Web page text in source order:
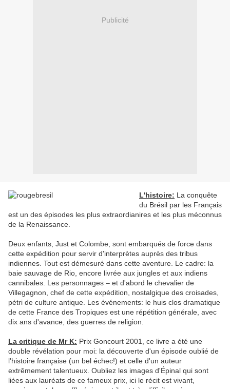
Publicité
L'histoire: La conquête
du Brésil par les Français
est un des épisodes les plus extraordianires et les plus méconnus
de la Renaissance.
Deux enfants, Just et Colombe, sont embarqués de force dans
cette expédition pour servir d'interprètes auprès des tribus
indiennes. Tout est démesuré dans cette aventure. Le cadre: la
baie sauvage de Rio, encore livrée aux jungles et aux indiens
cannibales. Les personnages – et d'abord le chevalier de
Villegagnon, chef de cette expédition, nostalgique des croisades,
pétri de culture antique. Les événements: le huis clos dramatique
de cette France des Tropiques est une répétition générale, avec
dix ans d'avance, des guerres de religion.
La critique de Mr K: Prix Goncourt 2001, ce livre a été une
double révélation pour moi: la découverte d'un épisode oublié de
l'histoire française (un bel échec!) et celle d'un auteur
extrêmement talentueux. Oubliez les images d'Épinal qui sont
liées aux lauréats de ce fameux prix, ici le récit est vivant,